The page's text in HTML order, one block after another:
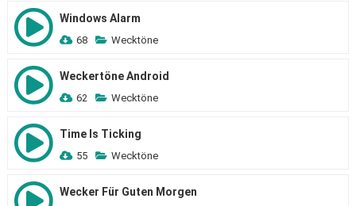
Windows Alarm
68 Wecktöne
Weckertöne Android
62 Wecktöne
Time Is Ticking
55 Wecktöne
Wecker Für Guten Morgen